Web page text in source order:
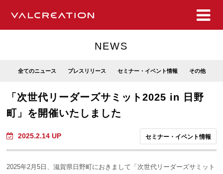
NEWS
全てのニュース プレスリリース セミナー・イベント情報 その他
「次世代リーダーズサミット2025 in 日野
町」を開催いたしました
2025.2.14 UP セミナー・イベント情報
2025年2月5日、滋賀県日野町におきまして「次世代リーダーズサミット